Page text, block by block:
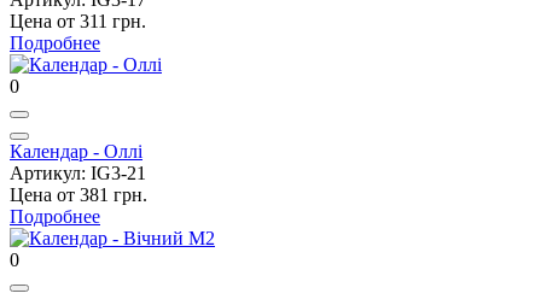
Цена от 311 грн.
Подробнее
0
Календар - Оллі
Артикул: IG3-21
Цена от 381 грн.
Подробнее
0